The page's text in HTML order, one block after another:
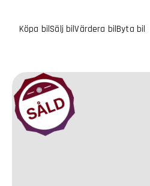
Köpa bilSälj bilVärdera bilByta bil